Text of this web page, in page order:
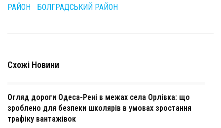
РАЙОН БОЛГРАДСЬКИЙ РАЙОН
Схожі Новини
Огляд дороги Одеса-Рені в межах села Орлівка: що
зроблено для безпеки школярів в умовах зростання
трафіку вантажівок